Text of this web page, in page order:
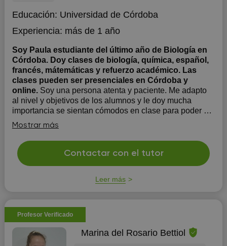
Educación: Universidad de Córdoba
Experiencia: más de 1 año
Soy Paula estudiante del último año de Biología en
Córdoba. Doy clases de biología, química, español,
francés, mátemáticas y refuerzo académico. Las
clases pueden ser presenciales en Córdoba y
online. Soy una persona atenta y paciente. Me adapto
al nivel y objetivos de los alumnos y le doy mucha
importancia se sientan cómodos en clase para poder así
facilitar su aprendizaje.
Mostrar más
Contactar con el tutor
Leer más
Profesor Verificado
Marina del Rosario Bettiol